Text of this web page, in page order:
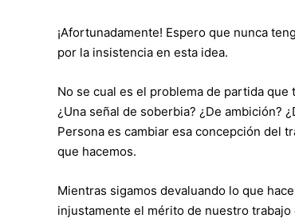
¡Afortunadamente! Espero que nunca
por la insistencia en esta idea.
No se cual es el problema de partida
¿Una señal de soberbia? ¿De ambición?
Persona es cambiar esa concepción del
que hacemos.
Mientras sigamos devaluando lo que
injustamente el mérito de nuestro